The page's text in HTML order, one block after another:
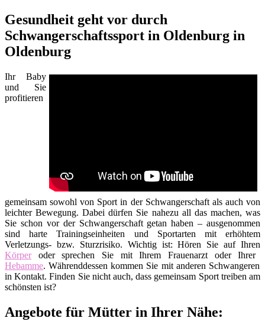
Gesundheit geht vor durch
Schwangerschaftssport in Oldenburg in
Oldenburg
Ihr Baby
und Sie
profitieren
gemeinsam sowohl von Sport in der Schwangerschaft als auch von
leichter Bewegung. Dabei dürfen Sie nahezu all das machen, was
Sie schon vor der Schwangerschaft getan haben – ausgenommen
sind harte Trainingseinheiten und Sportarten mit erhöhtem
Verletzungs- bzw. Sturzrisiko. Wichtig ist: Hören Sie auf Ihren
Körperoder sprechen Sie mit Ihrem Frauenarzt oder Ihrer
Hebamme. Währenddessen kommen Sie mit anderen Schwangeren
in Kontakt. Finden Sie nicht auch, dass gemeinsam Sport treiben am
schönsten ist?
Angebote für Mütter in Ihrer Nähe: